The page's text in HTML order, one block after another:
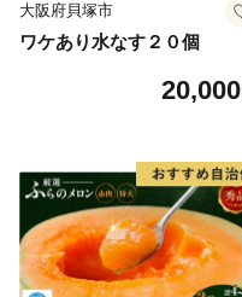
大阪府貝塚市
ワケあり水なす２０個
20,000